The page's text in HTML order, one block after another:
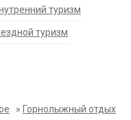
туризм
туризм
» Горнолыжный отдых